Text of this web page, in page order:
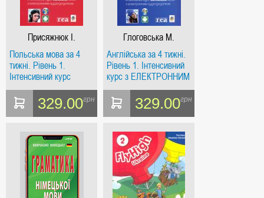
Присяжнюк І.
Польська мова за 4
тижні. Рівень 1.
Інтенсивний курс
польської мови з
ЕЛЕКТРОННИМ
аудіододатком329.00грн
Глоговська М.
Англійська за 4 тижні.
Рівень 1. Інтенсивний
курс з ЕЛЕКТРОННИМ
аудіододатком
329.00грн